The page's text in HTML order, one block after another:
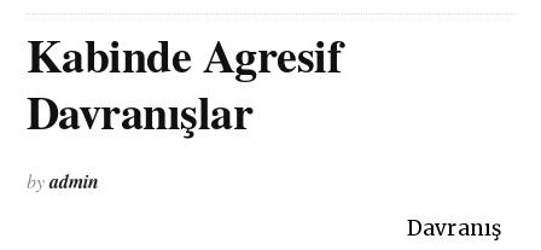
Kabinde Agresif
Davranışlar
byadmin
Davranış